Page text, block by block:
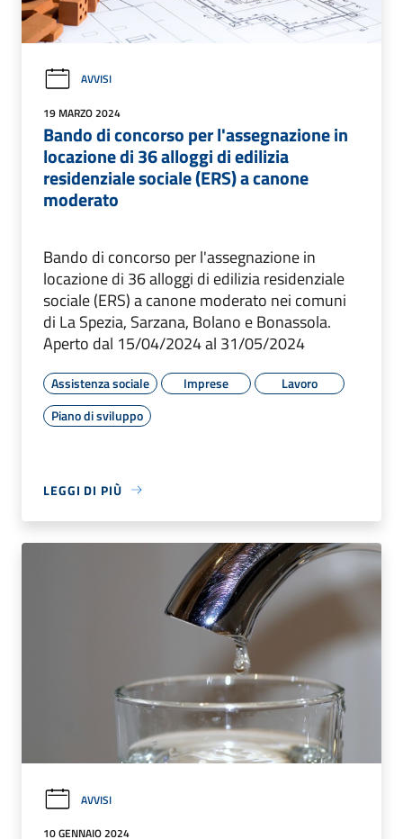
AVVISI
19 MARZO 2024
Bando di concorso per l'assegnazione in
locazione di 36 alloggi di edilizia
residenziale sociale (ERS) a canone
moderato
Bando di concorso per l'assegnazione in
locazione di 36 alloggi di edilizia residenziale
sociale (ERS) a canone moderato nei comuni
di La Spezia, Sarzana, Bolano e Bonassola.
Aperto dal 15/04/2024 al 31/05/2024
Assistenza sociale Imprese
Lavoro
Piano di sviluppo
LEGGI DI PIÙ
AVVISI
10 GENNAIO 2024